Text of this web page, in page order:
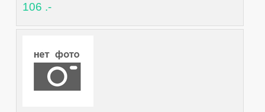
106 .-